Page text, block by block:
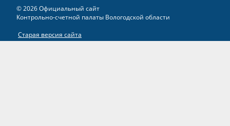
© 2026 Официальный сайт
Контрольно-счетной палаты Вологодской области
Старая версия сайта